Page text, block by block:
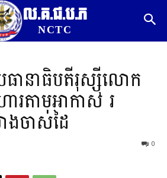
ល.គ.ជ.ប.ភ
NCTC
ធានាធិបតីរុស្ស៊ីលោក
រតាមអាកាស រ
ងចាស់ដៃ
0